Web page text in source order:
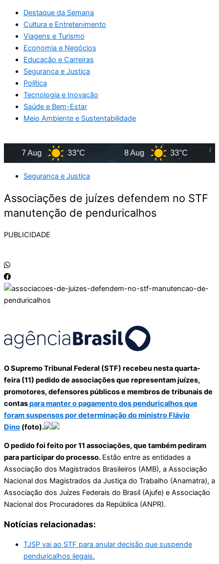
Destaque da Semana
Cultura e Entretenimento
Viagens e Turismo
Economia e Negócios
Educação e Carreiras
Segurança e Justiça
Política
Tecnologia e Inovação
Saúde e Bem-Estar
Meio Ambiente e Sustentabilidade
7 Aug 33°C 8 Aug 33°C
Segurança e Justiça
Associações de juízes defendem no STF
manutenção de penduricalhos
PUBLICIDADE
O Supremo Tribunal Federal (STF) recebeu nesta quarta-
feira (11) pedido de associações que representam juízes,
promotores, defensores públicos e membros de tribunais de
contaspara manter o pagamento dos penduricalhos que
foram suspensos por determinação do ministro Flávio
Dino (foto).
O pedido foi feito por 11 associações, que também pediram
para participar do processo. Estão entre as entidades a
Associação dos Magistrados Brasileiros (AMB), a Associação
Nacional dos Magistrados da Justiça do Trabalho (Anamatra), a
Associação dos Juízes Federais do Brasil (Ajufe) e Associação
Nacional dos Procuradores da República (ANPR).
Notícias relacionadas:
TJSP vai ao STF para anular decisão que suspende
penduricalhos ilegais.